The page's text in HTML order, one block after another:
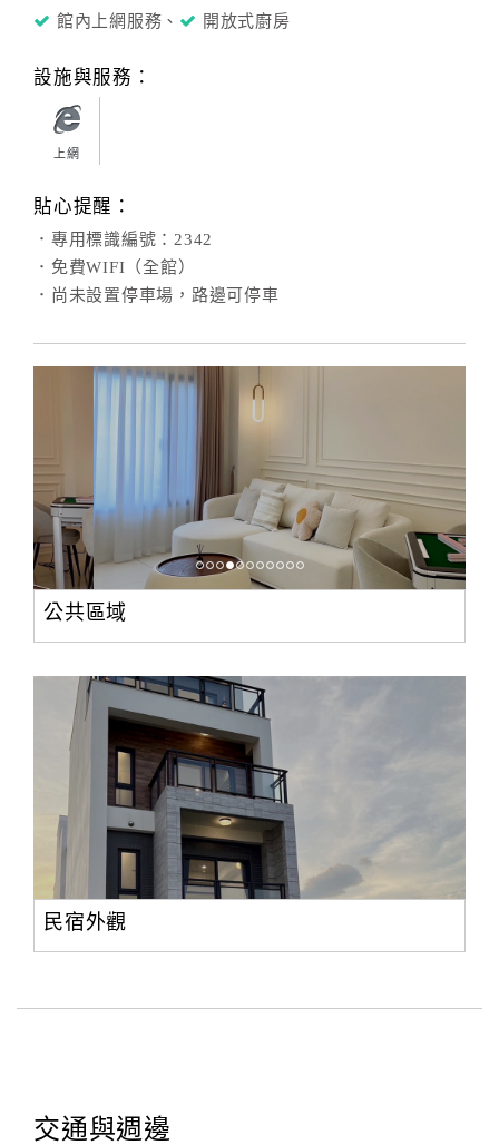
館內上網服務、 開放式廚房
設施與服務：
上網
貼心提醒：
．專用標識編號：2342
．免費WIFI（全館）
．尚未設置停車場，路邊可停車
公共區域
民宿外觀
交通與週邊